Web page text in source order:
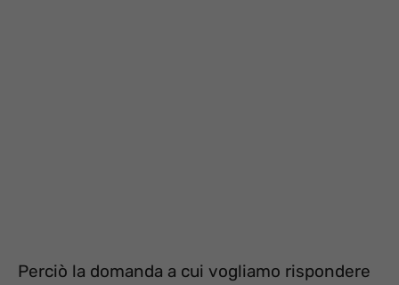
Perciò la domanda a cui vogliamo rispondere